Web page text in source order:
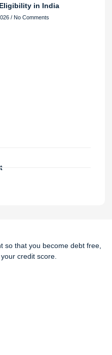
in India
No Comments
so that you become debt free,
credit score.